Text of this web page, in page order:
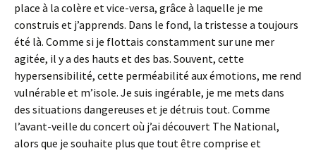
place à la colère et vice-versa, grâce à laquelle je me
construis et j’apprends. Dans le fond, la tristesse a toujours
été là. Comme si je flottais constamment sur une mer
agitée, il y a des hauts et des bas. Souvent, cette
hypersensibilité, cette perméabilité aux émotions, me rend
vulnérable et m’isole. Je suis ingérable, je me mets dans
des situations dangereuses et je détruis tout. Comme
l’avant-veille du concert où j’ai découvert The National,
alors que je souhaite plus que tout être comprise et